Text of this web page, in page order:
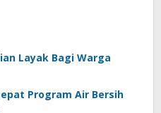
Layak Bagi Warga
Program Air Bersih